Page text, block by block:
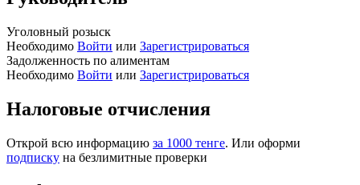
Уголовный розыск
Необходимо Войти или Зарегистрироваться
Задолженность по алиментам
Необходимо Войти или Зарегистрироваться
Налоговые отчисления
Открой всю информацию за 1000 тенге. Или оформи
подписку на безлимитные проверки